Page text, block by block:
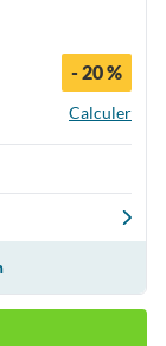
- 20 %
Calculer